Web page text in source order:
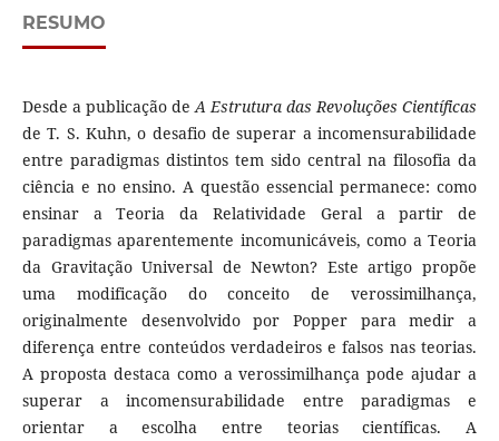
RESUMO
Desde a publicação deA Estrutura das Revoluções Científicas
de T. S. Kuhn, o desafio de superar a incomensurabilidade
entre paradigmas distintos tem sido central na filosofia da
ciência e no ensino. A questão essencial permanece: como
ensinar a Teoria da Relatividade Geral a partir de
paradigmas aparentemente incomunicáveis, como a Teoria
da Gravitação Universal de Newton? Este artigo propõe
uma modificação do conceito de verossimilhança,
originalmente desenvolvido por Popper para medir a
diferença entre conteúdos verdadeiros e falsos nas teorias.
A proposta destaca como a verossimilhança pode ajudar a
superar a incomensurabilidade entre paradigmas e
orientar a escolha entre teorias científicas. A